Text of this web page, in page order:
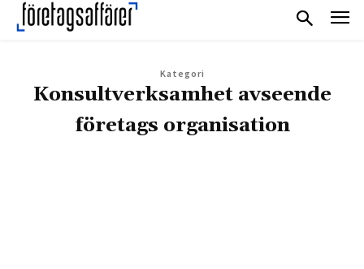
Kategori
Konsultverksamhet avseende
företags organisation